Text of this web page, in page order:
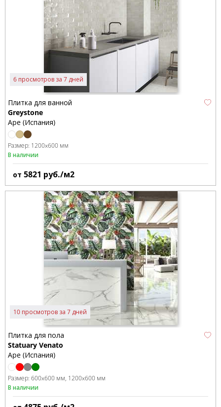
6 просмотров за 7 дней
Плитка для ванной
Greystone
Ape (Испания)
Размер: 1200x600 мм
В наличии
от 5821 руб./м2
10 просмотров за 7 дней
Плитка для пола
Statuary Venato
Ape (Испания)
Размер: 600x600 мм 1200x600 мм
В наличии